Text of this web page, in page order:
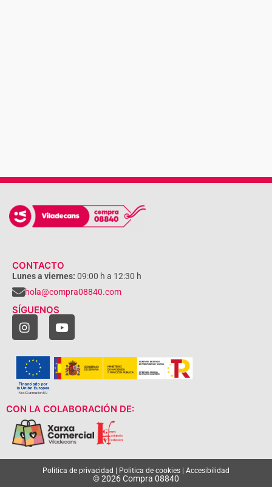
CONTACTO
Lunes a viernes: 09:00 h a 12:30 h
hola@compra08840.com
SÍGUENOS
CON LA COLABORACIÓN DE:
Politica de privacidad | Politica de cookies | Accesibilidad
© 2026 Compra 08840